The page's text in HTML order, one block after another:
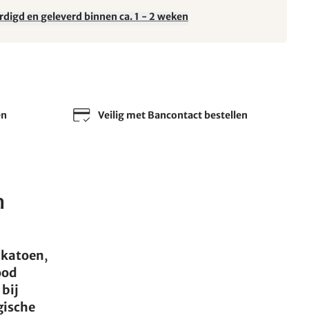
en geleverd binnen ca. 1 - 2 weken
Veilig met Bancontact bestellen
,
bij